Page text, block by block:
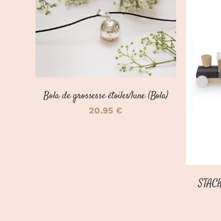
DÉTAILS
Bola de grossesse étoiles/lune (Bola)
20.95€